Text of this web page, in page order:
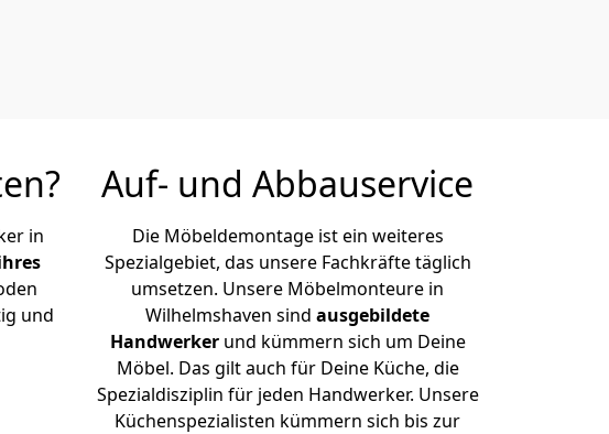
in
und
Auf- und Abbauservice
Die Möbeldemontage ist ein weiteres
Spezialgebiet, das unsere Fachkräfte täglich
umsetzen. Unsere Möbelmonteure in
Wilhelmshaven sind ausgebildete
Handwerker und kümmern sich um Deine
Möbel. Das gilt auch für Deine Küche, die
Spezialdisziplin für jeden Handwerker. Unsere
Küchenspezialisten kümmern sich bis zur